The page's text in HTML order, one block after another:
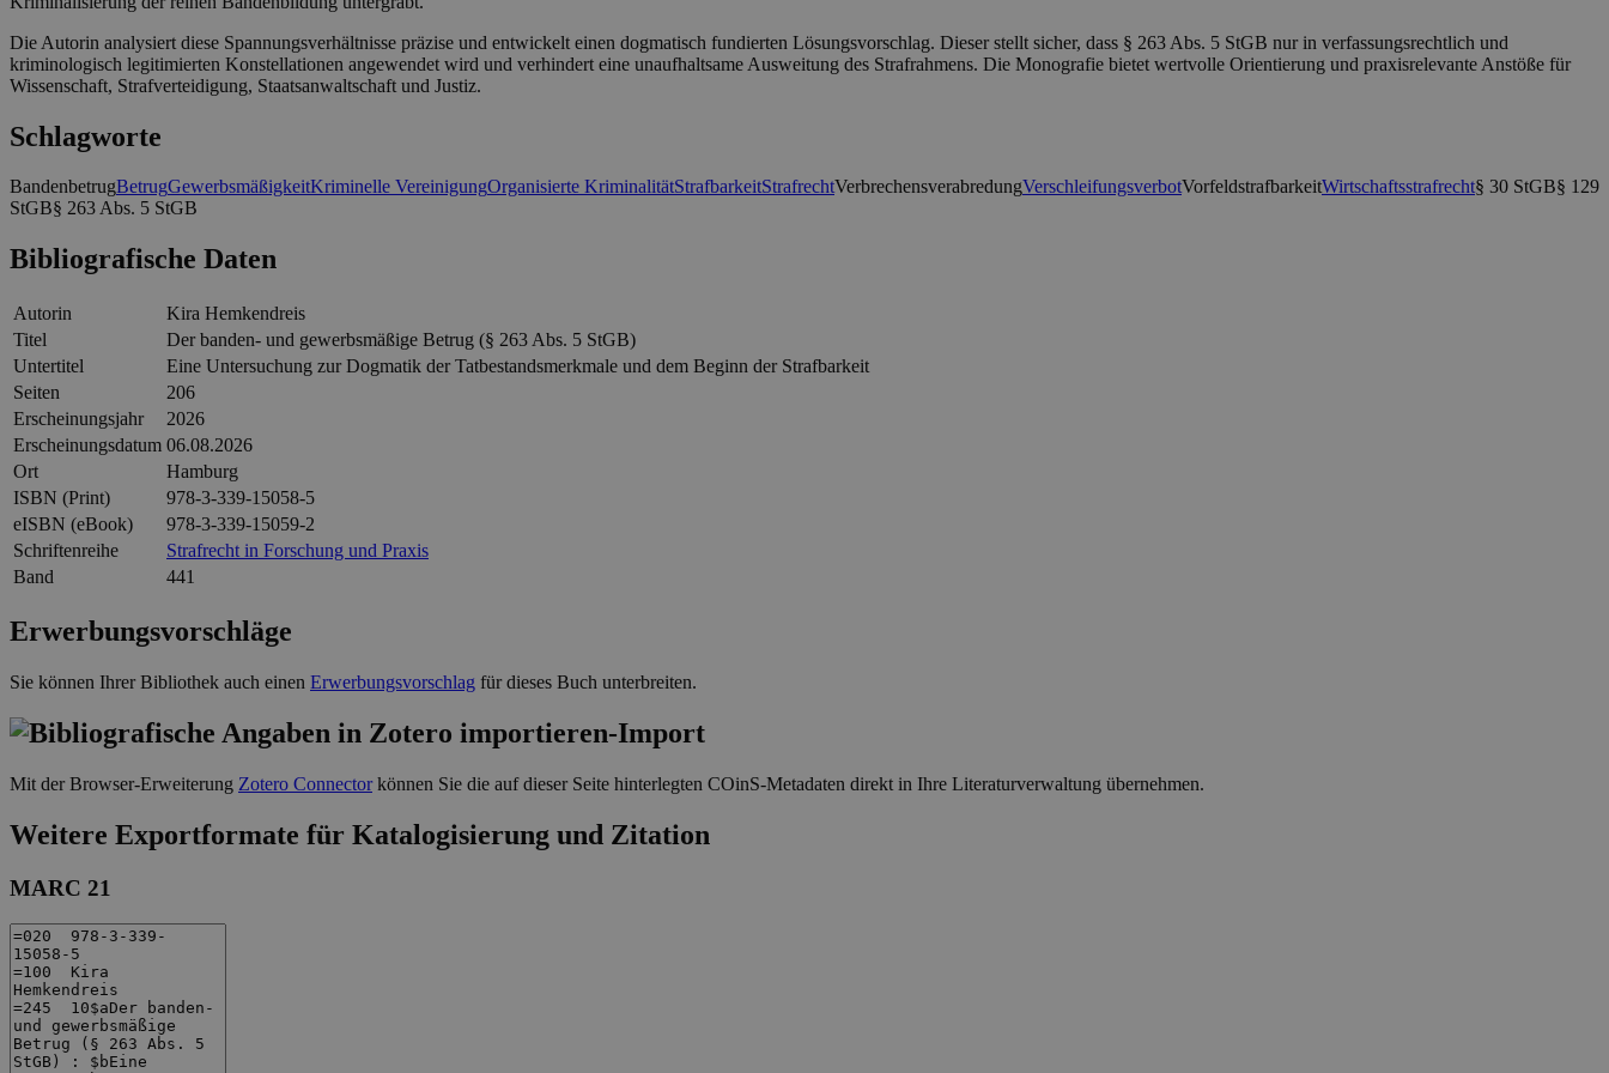
Die Autorin analysiert diese Spannungsverhältnisse präzise und entwickelt einen dogmatisch fundierten Lösungsvorschlag. Dieser stellt sicher, dass § 263 Abs. 5 StGB nur in verfassungsrechtlich und
kriminologisch legitimierten Konstellationen angewendet wird und verhindert eine unaufhaltsame Ausweitung des Strafrahmens. Die Monografie bietet wertvolle Orientierung und praxisrelevante Anstöße für
Wissenschaft, Strafverteidigung, Staatsanwaltschaft und Justiz.
Schlagworte
BandenbetrugBetrugGewerbsmäßigkeitKriminelle VereinigungOrganisierte KriminalitätStrafbarkeitStrafrechtVerbrechensverabredungVerschleifungsverbotVorfeldstrafbarkeitWirtschaftsstrafrecht§ 30 StGB§ 129
StGB§ 263 Abs. 5 StGB
Bibliografische Daten
Autorin
Kira Hemkendreis
Titel
Der banden- und gewerbsmäßige Betrug (§ 263 Abs. 5 StGB)
Untertitel
Eine Untersuchung zur Dogmatik der Tatbestandsmerkmale und dem Beginn der Strafbarkeit
Seiten
206
Erscheinungsjahr
2026
Erscheinungsdatum 06.08.2026
Ort
Hamburg
ISBN (Print)
978-3-339-15058-5
eISBN (eBook)
978-3-339-15059-2
Schriftenreihe
Strafrecht in Forschung und Praxis
Band
441
Erwerbungsvorschläge
Sie können Ihrer Bibliothek auch einen Erwerbungsvorschlag für dieses Buch unterbreiten.
-Import
Mit der Browser-Erweiterung Zotero Connectorkönnen Sie die auf dieser Seite hinterlegten COinS-Metadaten direkt in Ihre Literaturverwaltung übernehmen.
Weitere Exportformate für Katalogisierung und Zitation
MARC 21